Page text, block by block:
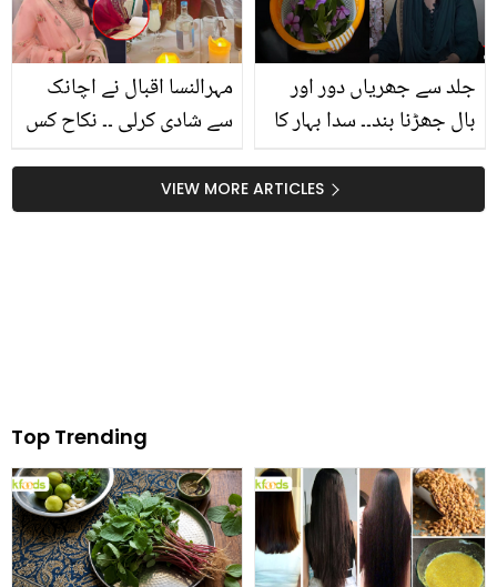
محبوب نے پیشنگوئی کردی
مہرالنسا اقبال نے اچانک
سے شادی کرلی ۔۔ نکاح کس
میں ہوا؟ تصاویر سوشل
میڈیا پر وائرل
جلد سے جھریاں دور اور
بال جھڑنا بند۔۔ سدا بہار کا
اضافے کے لئے کیسے
استعمال کریں؟ جانیں
VIEW MORE ARTICLES
Top Trending